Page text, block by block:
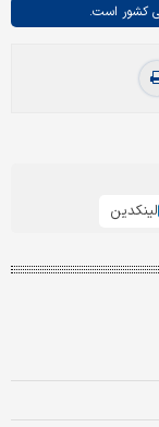
کشور است.
لینکدین